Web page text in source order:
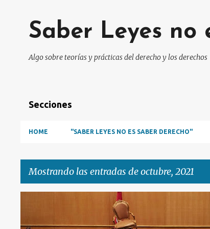
Saber Leyes no
Algo sobre teorías y prácticas del derecho y los derechos
Secciones
HOME "SABER LEYES NO ES SABER DERECHO"
Mostrando las entradas de octubre, 2021
n
DERECHO CONSTITUCIONAL